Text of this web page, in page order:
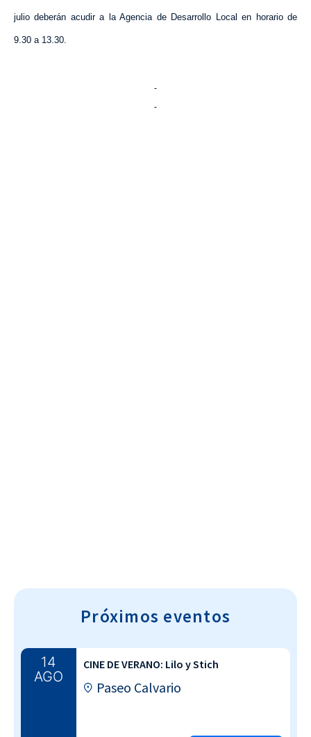
julio deberán acudir a la Agenciade Desarrollo Local en horario de
9.30 a13.30.
Próximos eventos
14
AGO
CINE DE VERANO: Lilo y Stich
Paseo Calvario